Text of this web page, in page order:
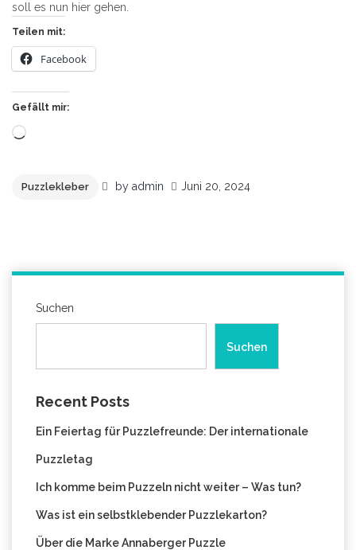
soll es nun hier gehen.
Teilen mit:
Facebook
Gefällt mir:
Wird
Puzzlekleber by admin Juni 20, 2024
Suchen
Suchen
Recent Posts
Ein Feiertag für Puzzlefreunde: Der internationale
Puzzletag
Ich komme beim Puzzeln nicht weiter – Was tun?
Was ist ein selbstklebender Puzzlekarton?
Über die Marke Annaberger Puzzle